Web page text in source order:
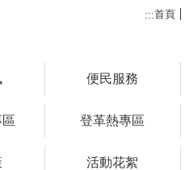
:::首頁
便民服務
登革熱專區
活動花絮